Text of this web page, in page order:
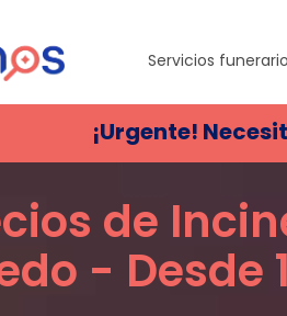
Servicios
¡Urgente!
de
- Desde